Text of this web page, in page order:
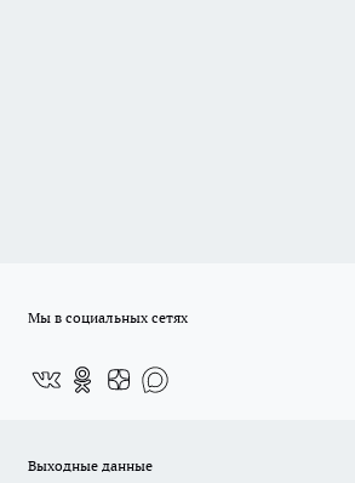
Мы в социальных сетях
Выходные данные